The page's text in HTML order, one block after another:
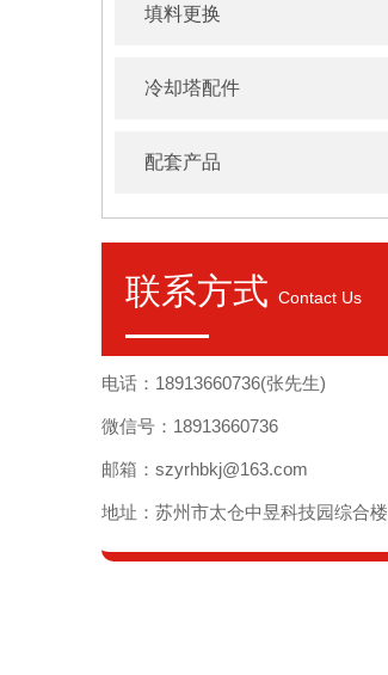
填料更换
冷却塔配件
配套产品
联系方式 Contact Us
电话：18913660736(张先生)
微信号：18913660736
邮箱：szyrhbkj@163.com
地址：苏州市太仓中昱科技园综合楼